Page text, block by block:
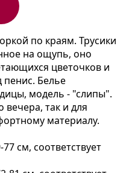
по краям. Трусики
на ощупь, оно
цветочков и
пенис. Белье
модель - "слипы".
вечера, так и для
материалу.
см, соответствует